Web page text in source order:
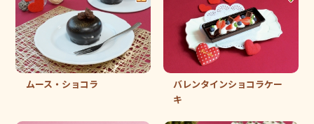
ムース・ショコラ
バレンタインショコラケー
キ